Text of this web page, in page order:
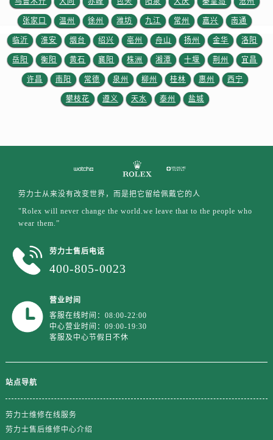
张家口 温州 徐州 潍坊 九江 常州 嘉兴 南通
临沂 淮安 烟台 绍兴 亳州 舟山 扬州 金华 洛阳
岳阳 衡阳 黄石 襄阳 株洲 湘潭 十堰 荆州 宜昌
许昌 南阳 常德 泉州 柳州 桂林 惠州 西宁
攀枝花 遵义 天水 泰州 盐城
劳力士从来没有改变世界，而是把它留给佩戴它的人
"Rolex will never change the world.we leave that to the people who
wear them.”
劳力士售后电话
400-805-0023
营业时间
客服在线时间：08:00-22:00
中心营业时间：09:00-19:30
客服及中心节假日不休
站点导航
劳力士维修在线服务
劳力士售后维修中心介绍